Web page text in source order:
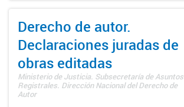
Derecho de autor.
Declaraciones juradas de
obras editadas
Ministerio de Justicia. Subsecretaría de Asuntos
Registrales. Dirección Nacional del Derecho de
Autor